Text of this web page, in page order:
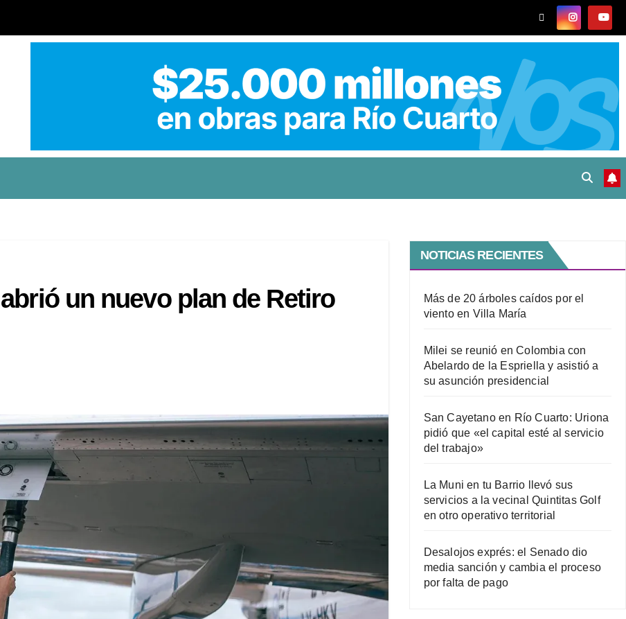
un nuevo plan de Retiro
NOTICIAS RECIENTES
Más de 20 árboles caídos por el
viento en Villa María
Milei se reunió en Colombia con
Abelardo de la Espriella y asistió a
su asunción presidencial
San Cayetano en Río Cuarto: Uriona
pidió que «el capital esté al servicio
del trabajo»
La Muni en tu Barrio llevó sus
servicios a la vecinal Quintitas Golf
en otro operativo territorial
Desalojos exprés: el Senado dio
media sanción y cambia el proceso
por falta de pago